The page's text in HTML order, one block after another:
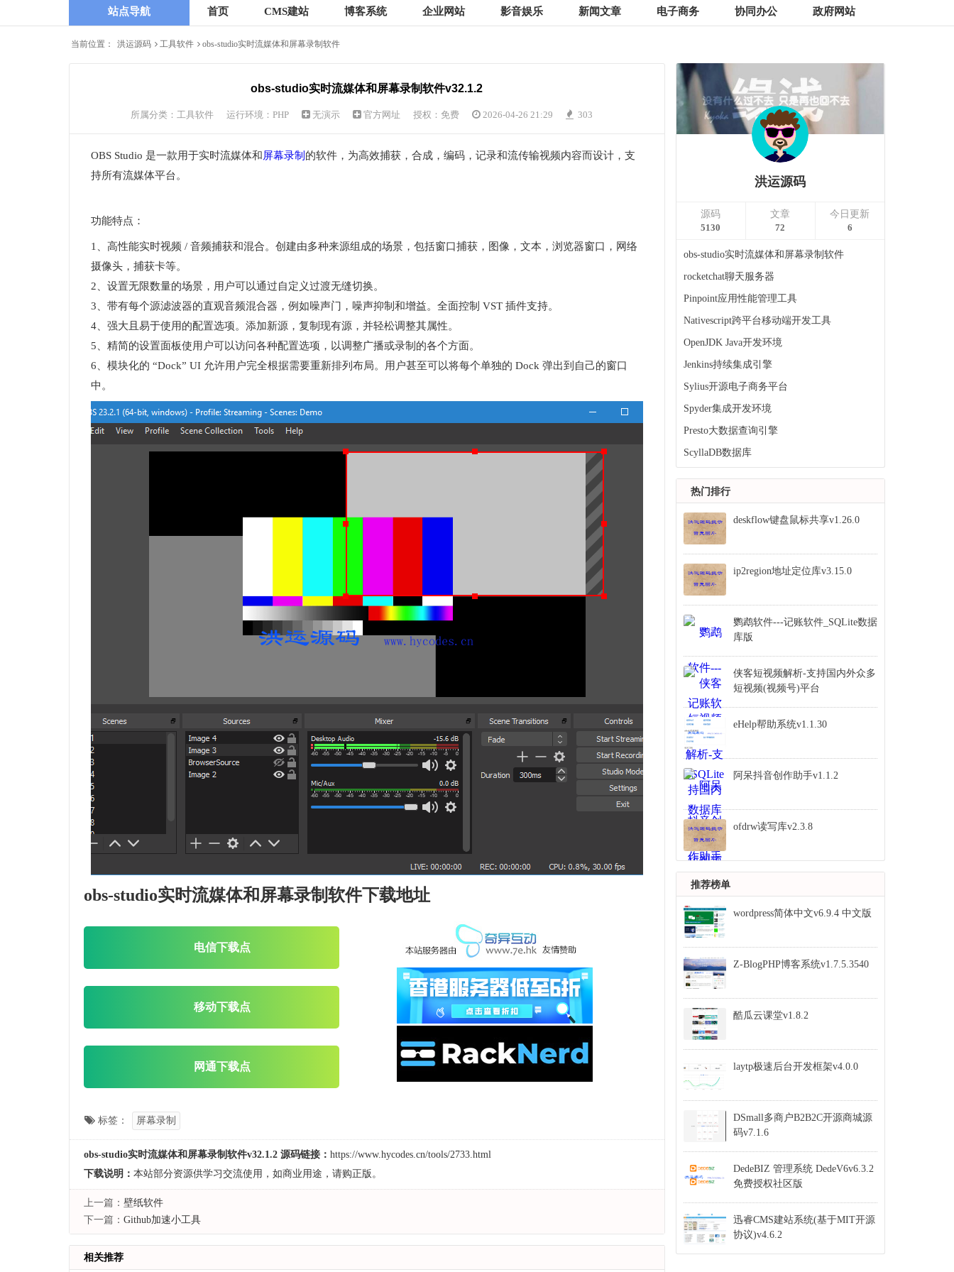
站点导航 首页 CMS建站 博客系统 企业网站 影音娱乐 新闻文章 电子商务 协同办公 政府网站
当前位置： 洪运源码 工具软件 obs-studio实时流媒体和屏幕录制软件
obs-studio实时流媒体和屏幕录制软件v32.1.2
所属分类： 工具软件 运行环境：PHP 无演示 官方网址 授权：免费 2026-04-26 21:29 303
OBS Studio 是一款用于实时流媒体和屏幕录制 的软件，为高效捕获，合成，编码，记录和流传输视频内容而设计，支
持所有流媒体平台。
功能特点：
1、高性能实时视频 / 音频捕获和混合。创建由多种来源组成的场景，包括窗口捕获，图像，文本，浏览器窗口，网络
摄像头，捕获卡等。
2、设置无限数量的场景，用户可以通过自定义过渡无缝切换。
3、带有每个源滤波器的直观音频混合器，例如噪声门，噪声抑制和增益。全面控制 VST 插件支持。
4、强大且易于使用的配置选项。添加新源，复制现有源，并轻松调整其属性。
5、精简的设置面板使用户可以访问各种配置选项，以调整广播或录制的各个方面。
6、模块化的 “Dock” UI 允许用户完全根据需要重新排列布局。用户甚至可以将每个单独的 Dock 弹出到自己的窗口
中。
obs-studio实时流媒体和屏幕录制软件下载地址
电信下载点
移动下载点
网通下载点
标签： 屏幕录制
obs-studio实时流媒体和屏幕录制软件v32.1.2 源码链接： https://www.hycodes.cn/tools/2733.html
下载说明： 本站部分资源供学习交流使用，如商业用途，请购正版。
上一篇： 壁纸软件
下一篇： Github加速小工具
相关推荐
洪运源码
源码
5130
文章
72
今日更新
6
obs-studio实时流媒体和屏幕录制软件
rocketchat聊天服务器
Pinpoint应用性能管理工具
Nativescript跨平台移动端开发工具
OpenJDK Java开发环境
Jenkins持续集成引擎
Sylius开源电子商务平台
Spyder集成开发环境
Presto大数据查询引擎
ScyllaDB数据库
热门排行
deskflow键盘鼠标共享v1.26.0
ip2region地址定位库v3.15.0
鹦鹉软件---记账软件_SQLite数据
库版
侠客短视频解析-支持国内外众多
短视频(视频号)平台
eHelp帮助系统v1.1.30
阿呆抖音创作助手v1.1.2
ofdrw读写库v2.3.8
推荐榜单
wordpress简体中文v6.9.4 中文版
Z-BlogPHP博客系统v1.7.5.3540
酷瓜云课堂v1.8.2
laytp极速后台开发框架v4.0.0
DSmall多商户B2B2C开源商城源
码v7.1.6
DedeBIZ 管理系统 DedeV6v6.3.2
免费授权社区版
迅睿CMS建站系统(基于MIT开源
协议)v4.6.2